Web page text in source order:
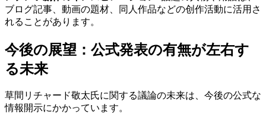
ブログ記事、動画の題材、同人作品などの创作活動に活用さ
れることがあります。
今後の展望：公式発表の有無が左右す
る未来
草間リチャード敬太氏に関する議論の未来は、今後の公式な
情報開示にかかっています。